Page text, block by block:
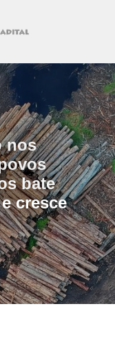
nos
bate
cresce